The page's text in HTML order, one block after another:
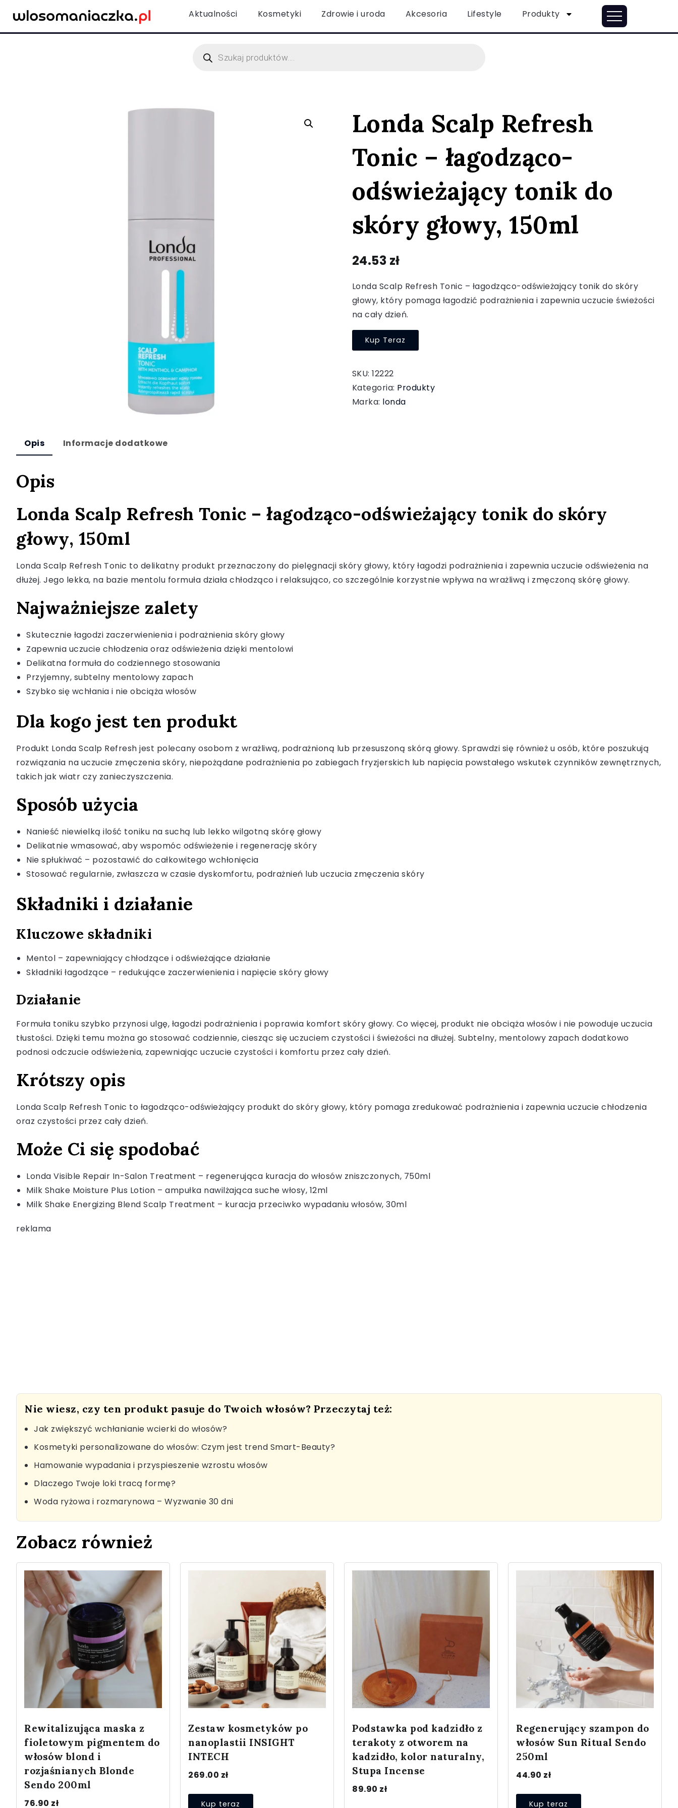
Aktualności Kosmetyki Zdrowie i uroda Akcesoria Lifestyle Produkty
Londa Scalp Refresh
Tonic – łagodząco-
odświeżający tonik do
skóry głowy, 150ml
24.53 zł
Londa Scalp Refresh Tonic – łagodząco-odświeżający tonik do skóry
głowy, który pomaga łagodzić podrażnienia i zapewnia uczucie świeżości
na cały dzień.
Kup Teraz
SKU:12222
Kategoria: Produkty
Marka: londa
Opis Informacje dodatkowe
Opis
Londa Scalp Refresh Tonic – łagodząco-odświeżający tonik do skóry
głowy, 150ml
Londa Scalp Refresh Tonic to delikatny produkt przeznaczony do pielęgnacji skóry głowy, który łagodzi podrażnienia i zapewnia uczucie odświeżenia na
dłużej. Jego lekka, na bazie mentolu formuła działa chłodząco i relaksująco, co szczególnie korzystnie wpływa na wrażliwą i zmęczoną skórę głowy.
Najważniejsze zalety
Skutecznie łagodzi zaczerwienienia i podrażnienia skóry głowy
Zapewnia uczucie chłodzenia oraz odświeżenia dzięki mentolowi
Delikatna formuła do codziennego stosowania
Przyjemny, subtelny mentolowy zapach
Szybko się wchłania i nie obciąża włosów
Dla kogo jest ten produkt
Produkt Londa Scalp Refresh jest polecany osobom z wrażliwą, podrażnioną lub przesuszoną skórą głowy. Sprawdzi się również u osób, które poszukują
rozwiązania na uczucie zmęczenia skóry, niepożądane podrażnienia po zabiegach fryzjerskich lub napięcia powstałego wskutek czynników zewnętrznych,
takich jak wiatr czy zanieczyszczenia.
Sposób użycia
Nanieść niewielką ilość toniku na suchą lub lekko wilgotną skórę głowy
Delikatnie wmasować, aby wspomóc odświeżenie i regenerację skóry
Nie spłukiwać – pozostawić do całkowitego wchłonięcia
Stosować regularnie, zwłaszcza w czasie dyskomfortu, podrażnień lub uczucia zmęczenia skóry
Składniki i działanie
Kluczowe składniki
Mentol – zapewniający chłodzące i odświeżające działanie
Składniki łagodzące – redukujące zaczerwienienia i napięcie skóry głowy
Działanie
Formuła toniku szybko przynosi ulgę, łagodzi podrażnienia i poprawia komfort skóry głowy. Co więcej, produkt nie obciąża włosów i nie powoduje uczucia
tłustości. Dzięki temu można go stosować codziennie, ciesząc się uczuciem czystości i świeżości na dłużej. Subtelny, mentolowy zapach dodatkowo
podnosi odczucie odświeżenia, zapewniając uczucie czystości i komfortu przez cały dzień.
Krótszy opis
Londa Scalp Refresh Tonic to łagodząco-odświeżający produkt do skóry głowy, który pomaga zredukować podrażnienia i zapewnia uczucie chłodzenia
oraz czystości przez cały dzień.
Może Ci się spodobać
Londa Visible Repair In-Salon Treatment – regenerująca kuracja do włosów zniszczonych, 750ml
Milk Shake Moisture Plus Lotion – ampułka nawilżająca suche włosy, 12ml
Milk Shake Energizing Blend Scalp Treatment – kuracja przeciwko wypadaniu włosów, 30ml
reklama
Nie wiesz, czy ten produkt pasuje do Twoich włosów? Przeczytaj też:
Jak zwiększyć wchłanianie wcierki do włosów?
Kosmetyki personalizowane do włosów: Czym jest trend Smart-Beauty?
Hamowanie wypadania i przyspieszenie wzrostu włosów
Dlaczego Twoje loki tracą formę?
Woda ryżowa i rozmarynowa – Wyzwanie 30 dni
Zobacz również
Rewitalizująca maska z
fioletowym pigmentem do
włosów blond i
rozjaśnianych Blonde
Sendo 200ml
76.90 zł
Zestaw kosmetyków po
nanoplastii INSIGHT
INTECH
269.00 zł
Kup teraz
Podstawka pod kadzidło z
terakoty z otworem na
kadzidło, kolor naturalny,
Stupa Incense
89.90 zł
Regenerujący szampon do
włosów Sun Ritual Sendo
250ml
44.90 zł
Kup teraz